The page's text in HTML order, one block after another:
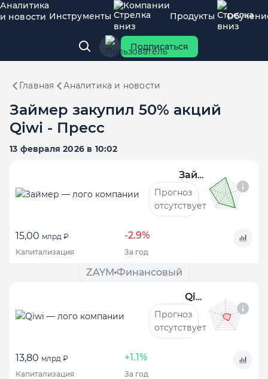
Аналитика
и новости Инструменты
Компании
Продукты
Подписаться
Главная Аналитика и новости
Займер закупил 50% акций
Qiwi - Пресс
13 февраля 2026 в 10:02
Займер
Прогноз
отсутствует
15,00 млрд ₽ -2.9%
Капитализация За год
ZAYM Финансовый
Qiwi
Прогноз
отсутствует
13,80 млрд ₽ +1.1%
Капитализация За год